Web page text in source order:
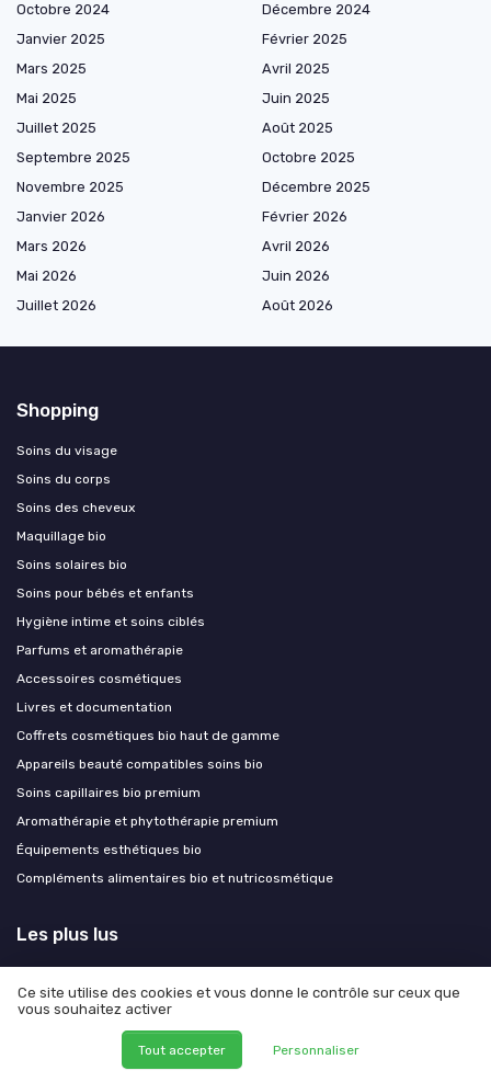
Octobre 2024
Décembre 2024
Janvier 2025
Février 2025
Mars 2025
Avril 2025
Mai 2025
Juin 2025
Juillet 2025
Août 2025
Septembre 2025
Octobre 2025
Novembre 2025
Décembre 2025
Janvier 2026
Février 2026
Mars 2026
Avril 2026
Mai 2026
Juin 2026
Juillet 2026
Août 2026
Shopping
Soins du visage
Soins du corps
Soins des cheveux
Maquillage bio
Soins solaires bio
Soins pour bébés et enfants
Hygiène intime et soins ciblés
Parfums et aromathérapie
Accessoires cosmétiques
Livres et documentation
Coffrets cosmétiques bio haut de gamme
Appareils beauté compatibles soins bio
Soins capillaires bio premium
Aromathérapie et phytothérapie premium
Équipements esthétiques bio
Compléments alimentaires bio et nutricosmétique
Les plus lus
Faut-il s’inquiéter des dangers du casque LED pour les cheveux ?
Quels sont les effets secondaires de la poudre de perle ?
Les risques potentiels de la coloration Khadi
Ce site utilise des cookies et vous donne le contrôle sur ceux que
vous souhaitez activer
Tout accepter Personnaliser